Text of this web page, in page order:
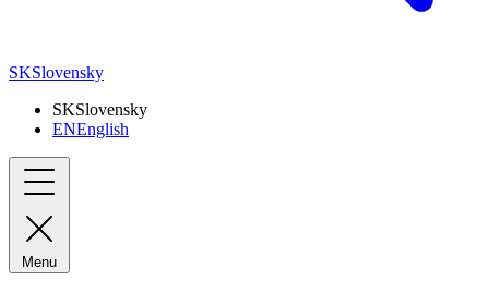
SKSlovensky
SKSlovensky
ENEnglish
Menu